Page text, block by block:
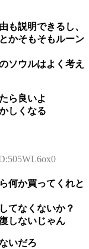
も説明できるし、
かそもそもルーン
ソウルはよく考え
ら良いよ
しくなる
何か買ってくれと
てなくないか？
しないじゃん
いだろ